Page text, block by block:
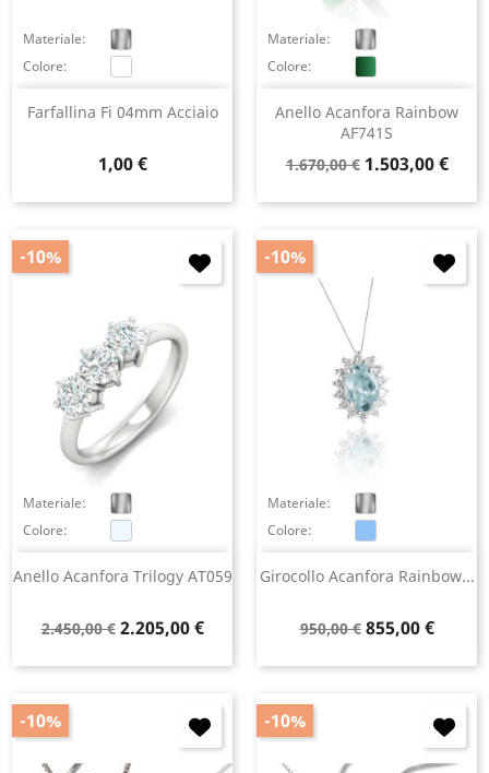
Farfallina Fi 04mm Acciaio
Prezzo
1,00 €
Materiale:
Colore:
Anello Acanfora Rainbow
AF741S
Prezzo
1.670,00 € Prezzo
1.503,00 €
Materiale:
Colore:
Anello Acanfora Trilogy AT059
Prezzo
2.450,00 € Prezzo
2.205,00 €
Materiale:
Colore:
-10%
Girocollo Acanfora Rainbow...
Prezzo
950,00 € Prezzo
855,00 €
Materiale:
Colore:
-10%
-10% -10%